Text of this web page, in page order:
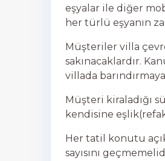
eşyalar ile diğer
her türlü eşyanın
Müşteriler villa
sakınacaklardır.
villada
Müşteri kiraladığı
kendisine
Her tatil konutu
sayısını